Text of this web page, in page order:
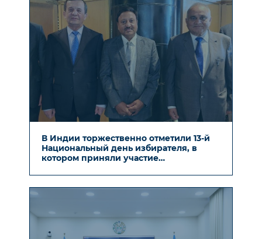
В Индии торжественно отметили 13-й
Национальный день избирателя, в
котором приняли участие